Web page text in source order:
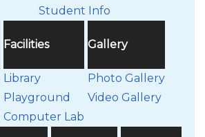
Student Info
Facilities
Library
Playground
Computer Lab
Gallery
Photo Gallery
Video Gallery